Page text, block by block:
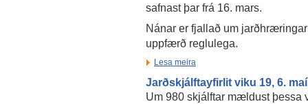
safnast þar frá 16. mars.
Nánar er fjallað um
uppfærð reglulega.
Lesa meira
Jarðskjálftayfirlit viku 19, 6. maí
Um 980 skjálftar mældust þessa